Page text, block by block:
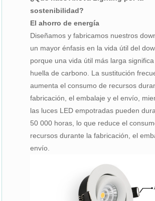
sostenibilidad?
El ahorro de energía
Diseñamos y fabricamos nuestros
un mayor énfasis en la vida útil del
porque una vida útil más larga
huella de carbono. La sustitución
aumenta el consumo de recursos
fabricación, el embalaje y el envío,
las luces LED empotradas pueden
50 000 horas, lo que reduce el
recursos durante la fabricación, el
envío.